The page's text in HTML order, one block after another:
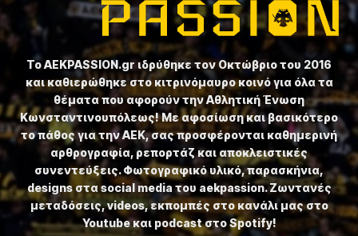
Το ⁦AEKPASSION.gr⁩ ιδρύθηκε τον Οκτώβριο του 2016
και καθιερώθηκε στο κιτρινόμαυρο κοινό για όλα τα
θέματα που αφορούν την Αθλητική Ένωση
Κωνσταντινουπόλεως! Με αφοσίωση και βασικότερο
το πάθος για την ΑΕΚ, σας προσφέρονται καθημερινή
αρθρογραφία, ρεπορτάζ και αποκλειστικές
συνεντεύξεις. Φωτογραφικό υλικό, παρασκήνια,
designs στα social media του aekpassion. Ζωντανές
μεταδόσεις, videos, εκπομπές στο κανάλι μας στο
Youtube και podcast στο Spotify!